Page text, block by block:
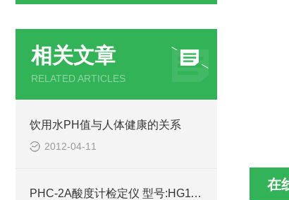
相关文章
RELATED ARTICLES
饮用水PH值与人体健康的关系
2012-04-11
PHC-2A酸度计检定仪 型号:HG11-PHC-2A的技术介绍
在